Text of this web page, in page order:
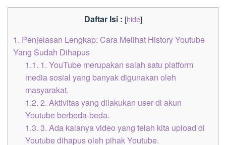
Daftar Isi : [hide]
1. Penjelasan Lengkap: Cara Melihat History Youtube
Yang Sudah Dihapus
1.1. 1. YouTube merupakan salah satu platform
media sosial yang banyak digunakan oleh
masyarakat.
1.2. 2. Aktivitas yang dilakukan user di akun
Youtube berbeda-beda.
1.3. 3. Ada kalanya video yang telah kita upload di
Youtube dihapus oleh pihak Youtube.